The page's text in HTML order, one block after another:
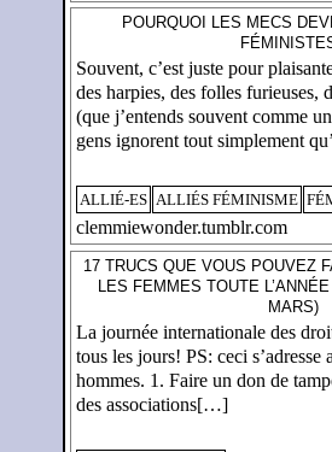
POURQUOI LES MECS
Souvent, c’est juste pour
des harpies, des folles furieuses,
(que j’entends souvent comme
gens ignorent tout simplement
ALLIÉ-ES ALLIÉS FÉMINISME
clemmiewonder.tumblr.com
17 TRUCS QUE VOUS POUVEZ
LES FEMMES TOUTE
MARS)
La journée internationale des
tous les jours! PS: ceci
hommes. 1. Faire un don de
des associations[…]